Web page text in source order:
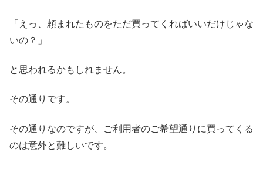
「えっ、頼まれたものをただ買ってくればいいだけじゃな
いの？」
と思われるかもしれません。
その通りです。
その通りなのですが、ご利用者のご希望通りに買ってくる
のは意外と難しいです。